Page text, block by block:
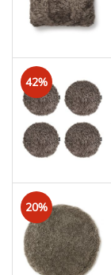
42%
20%